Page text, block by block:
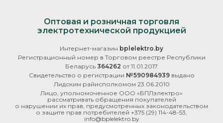
Оптовая и розничная торговля
электротехнической продукцией
Интернет-магазин bplelektro.by
Регистрационный номер в Торговом реестре Республики
Беларусь 364262 от 11.01.2017
Свидетельство о регистрации №590984939выдано
Лидским райисполкомом 23.06.2010
Лицо, уполномоченное ООО «БПЛэлектро»
рассматривать обращения покупателей
о нарушении их прав, предусмотренных законодательством
о защите прав потребителей +375 (29) 114-48-53
info@bplelektro.by